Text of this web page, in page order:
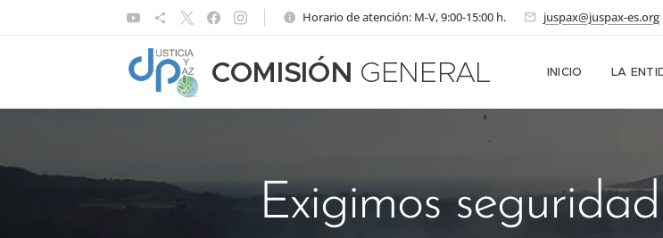
Horario de atención: M-V, 9:00-15:00 h. juspax@juspax-es.org
COMISIÓN GENERAL INICIO LA
Exigimos